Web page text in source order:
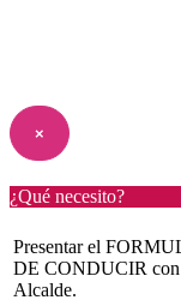
×
¿Qué necesito?
Presentar el
DE CONDUCIR con
Alcalde.